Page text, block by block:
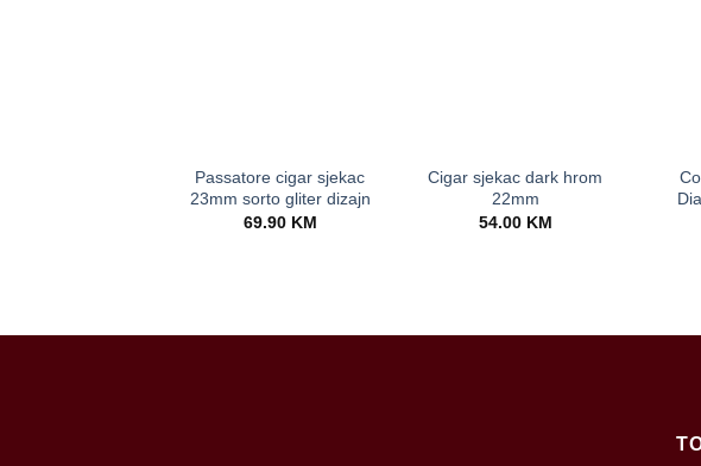
Passatore cigar sjekac
23mm sorto gliter dizajn
69.90 KM
Cigar sjekac dark hrom
22mm
54.00 KM